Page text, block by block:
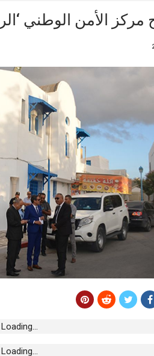
مركز الأمن الوطني
Loading...
Loading...
المالي
الزيتون لإيداع
بالأراضي
تتبرع بتجهيزات